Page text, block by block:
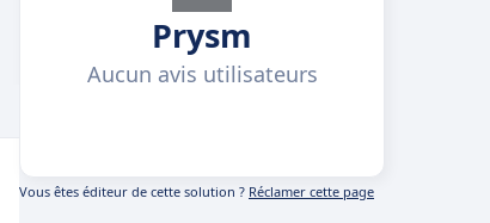
Prysm
Aucun avis utilisateurs
Vous êtes éditeur de cette solution ? Réclamer cette page